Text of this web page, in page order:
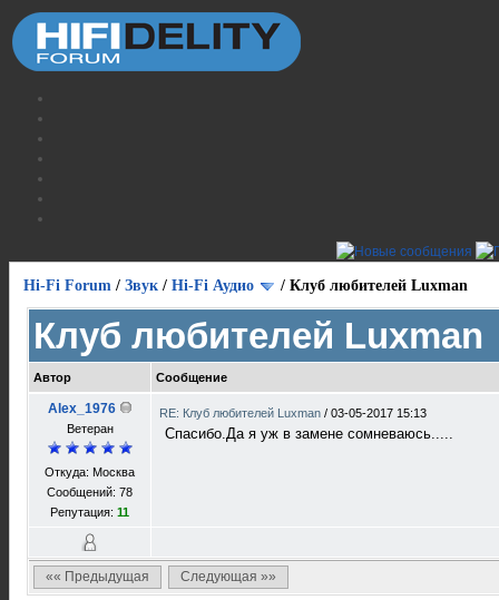
Hi-Fi Forum / Звук / Hi-Fi Аудио / Клуб любителей Luxman
Клуб любителей Luxman
Автор Сообщение
Alex_1976
Ветеран
Откуда: Москва
Сообщений: 78
Репутация: 11
RE: Клуб любителей Luxman / 03-05-2017 15:13
Спасибо.Да я уж в замене сомневаюсь.....
«« Предыдущая Следующая »»